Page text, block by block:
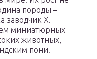
породы –
заводчик Х.
миниатюрных
животных,
пони.